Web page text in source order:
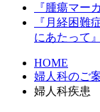
『腫瘍マー
『月経困難
にあたって』
HOME
婦人科のご
婦人科疾患